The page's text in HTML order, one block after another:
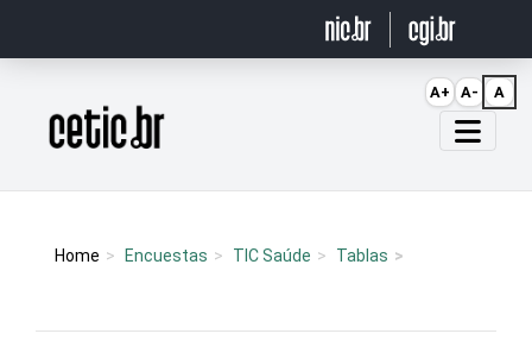
Página inicial
Home Encuestas TIC Saúde Tablas
A+ A- A